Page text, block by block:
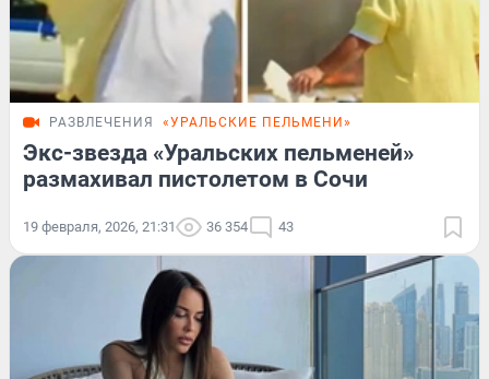
РАЗВЛЕЧЕНИЯ «УРАЛЬСКИЕ ПЕЛЬМЕНИ»
Экс-звезда «Уральских пельменей»
размахивал пистолетом в Сочи
19 февраля, 2026, 21:31 36 354 43